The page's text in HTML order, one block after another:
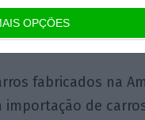
OPÇÕES
responder
praticadas
fabricados na
de